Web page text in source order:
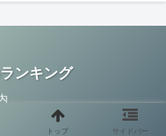
ンキング
ランキング.
トップ サイドバー